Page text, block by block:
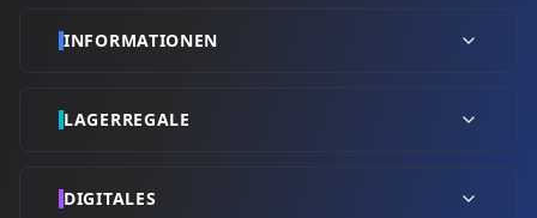
INFORMATIONEN
LAGERREGALE
DIGITALES